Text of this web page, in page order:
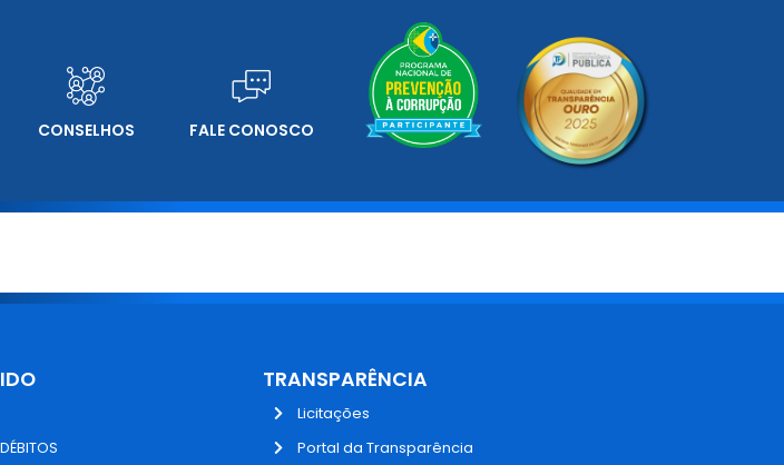
CONSELHOS FALE CONOSCO
TRANSPARÊNCIA
Licitações
Portal da Transparência